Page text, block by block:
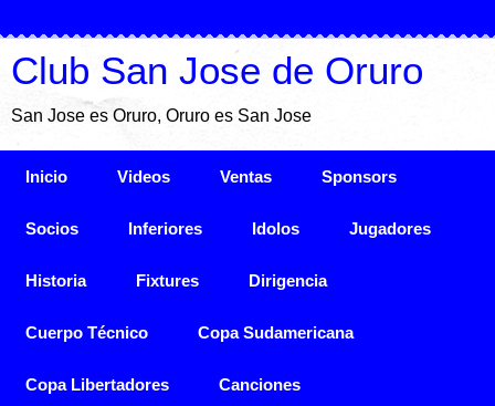
Club San Jose de Oruro
San Jose es Oruro, Oruro es San Jose
Inicio Videos Ventas Sponsors
Socios Inferiores Idolos Jugadores
Historia Fixtures Dirigencia
Cuerpo Técnico Copa Sudamericana
Copa Libertadores Canciones